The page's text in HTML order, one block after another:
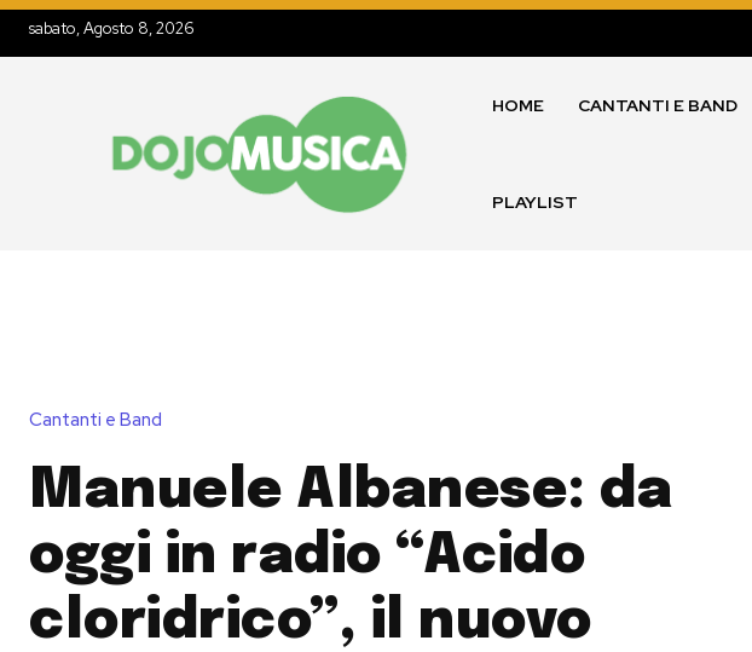
sabato, Agosto 8, 2026
HOME CANTANTI E BAND
PLAYLIST
Cantanti e Band
Manuele Albanese: da
oggi in radio “Acido
cloridrico”, il nuovo